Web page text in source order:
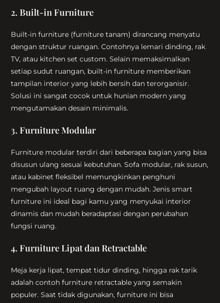
2. Built-in Furniture
Built-in furniture (furniture tanam) dirancang menyatu
dengan struktur ruangan. Contohnya lemari dinding, rak
TV, atau kitchen set custom. Selain memaksimalkan
setiap sudut ruangan, built-in furniture memberikan
tampilan interior yang lebih bersih dan terorganisir.
Solusi ini sangat cocok untuk hunian modern yang
mengutamakan desain minimalis.
3. Furniture Modular
Furniture modular terdiri dari beberapa bagian yang bisa
disusun ulang sesuai kebutuhan. Sofa modular, rak susun,
atau kabinet fleksibel memungkinkan penghuni
mengubah layout ruang dengan mudah. Jenis smart
furniture ini ideal bagi kamu yang menyukai interior
dinamis dan mudah beradaptasi dengan perubahan
fungsi ruang.
4. Furniture Lipat dan Retractable
Meja kerja lipat, tempat tidur dinding, hingga rak tarik
adalah contoh furniture retractable yang semakin
populer. Saat tidak digunakan, furniture ini bisa